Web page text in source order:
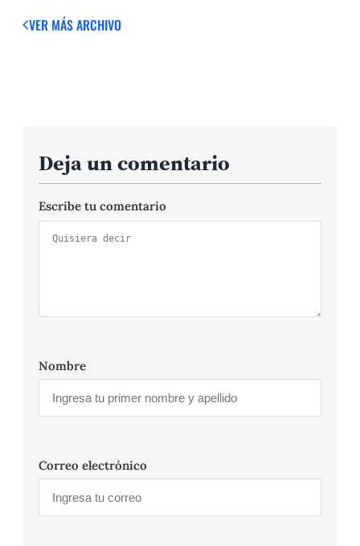
VER MÁSARCHIVO
Deja un comentario
Escribe tu comentario
Nombre
Correo electrónico